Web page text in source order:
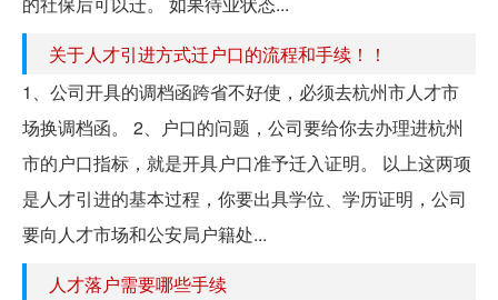
关于人才引进方式迁户口的流程和手续！！
1、公司开具的调档函跨省不好使，必须去杭州市人才市
场换调档函。 2、户口的问题，公司要给你去办理进杭州
市的户口指标，就是开具户口准予迁入证明。 以上这两项
是人才引进的基本过程，你要出具学位、学历证明，公司
要向人才市场和公安局户籍处...
人才落户需要哪些手续